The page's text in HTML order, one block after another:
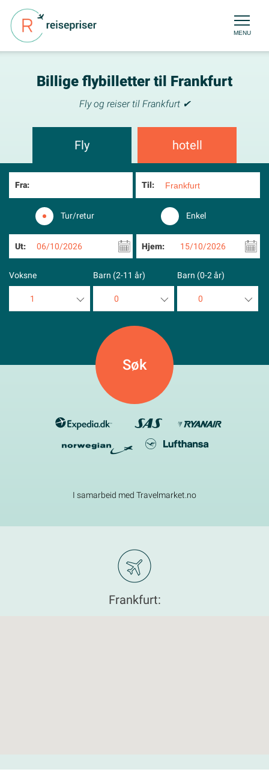
MENU
Billige flybilletter til Frankfurt
Fly og reiser til Frankfurt ✔
Fly hotell
Fra: Til:
Tur/retur Enkel
Ut: 06/10/2026 Hjem: 15/10/2026
Voksne
1
Barn (2-11 år)
0
5
Barn (0-2 år)
0
I samarbeid med Travelmarket.no
Frankfurt: